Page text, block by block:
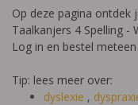
Op deze pagina ontdek
Taalkanjers 4 Spelling -
Log in en bestel
Tip: lees meer over:
dyslexie ,